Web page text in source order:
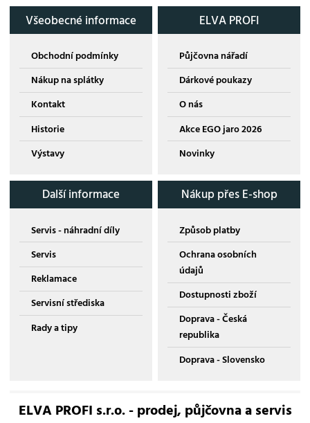
Všeobecné informace
Obchodní podmínky
Nákup na splátky
Kontakt
Historie
Výstavy
ELVA PROFI
Půjčovna nářadí
Dárkové poukazy
O nás
Akce EGO jaro 2026
Novinky
Další informace
Servis - náhradní díly
Servis
Reklamace
Servisní střediska
Rady a tipy
Nákup přes E-shop
Způsob platby
Ochrana osobních
údajů
Dostupnosti zboží
Doprava - Česká
republika
Doprava - Slovensko
ELVA PROFI s.r.o. - prodej, půjčovna a servis